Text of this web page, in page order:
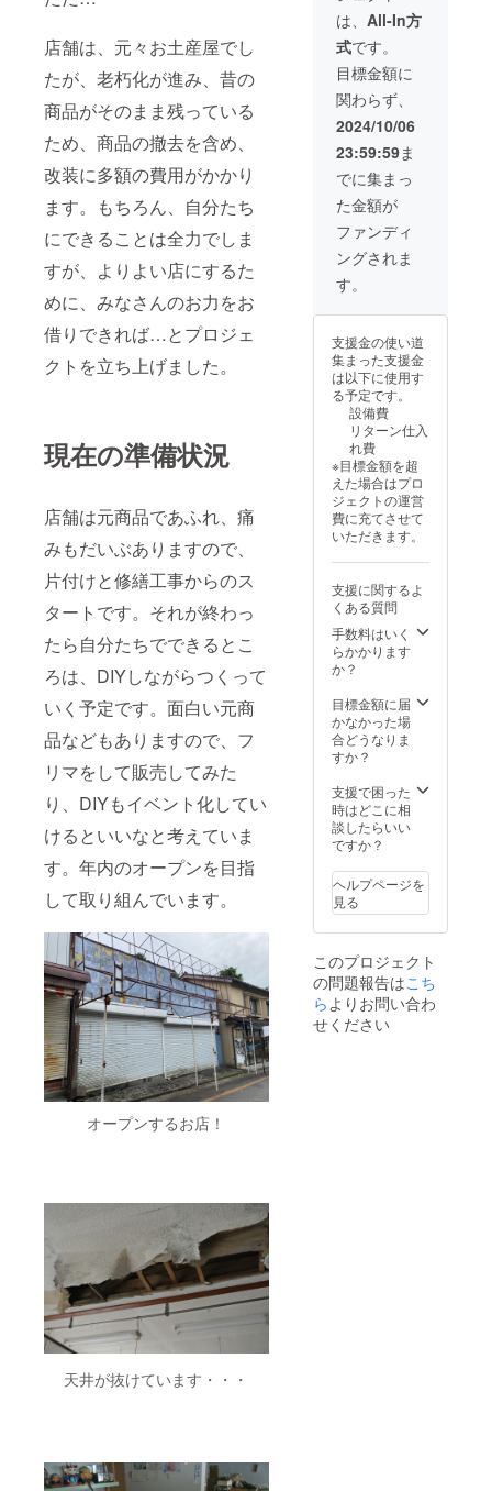
店舗は、元々お土産屋でし
たが、老朽化が進み、昔の
商品がそのまま残っている
ため、商品の撤去を含め、
改装に多額の費用がかかり
ます。もちろん、自分たち
にできることは全力でしま
すが、よりよい店にするた
めに、みなさんのお力をお
借りできれば…とプロジェ
クトを立ち上げました。
現在の準備状況
店舗は元商品であふれ、痛
みもだいぶありますので、
片付けと修繕工事からのス
タートです。それが終わっ
たら自分たちでできるとこ
ろは、DIYしながらつくって
いく予定です。面白い元商
品などもありますので、フ
リマをして販売してみた
り、DIYもイベント化してい
けるといいなと考えていま
す。年内のオープンを目指
して取り組んでいます。
オープンするお店！
天井が抜けています・・・
に記入したいお
名前やお所等の
情報をご記入く
ださい。
までにあち券（1
枚100円分）を
支援者様の情報
を明記して用意
します。 学生の
お客様は1日1回
あち券を使用す
す。 使用した際
は、一言支援者
様に向けてメッ
セージを書いて
もらい、SNS等
で報告します。
配布期間：オー
プン直後から発
行した券がなく
なるまで 対象の
学生の選定方
法：オープンか
ら配布し、先着
順とします
crush on
tasuichiからお
礼のメールもお
送りします。 ※
備考欄にあち券
に記入したいお
名前やお所等の
情報をご記入く
ださい。
は、 All-In方
式です。
目標金額に
関わらず、
2024/10/06
23:59:59ま
でに集まっ
た金額が
ファンディ
ングされま
す。
支援金の使い道
集まった支援金
は以下に使用す
る予定です。
設備費
リターン仕入
れ費
※目標金額を超
えた場合はプロ
ジェクトの運営
費に充てさせて
いただきます。
支援に関するよ
くある質問
手数料はいく
らかかります
か？
目標金額に届
かなかった場
合どうなりま
すか？
支援で困った
時はどこに相
談したらいい
ですか？
ヘルプページを
見る
このプロジェクト
の問題報告はこち
ら よりお問い合わ
せください